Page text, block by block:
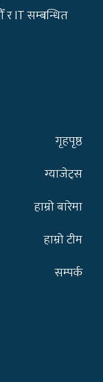
र IT सम्बन्धित
गृहपृष्ठ
ग्याजेट्स
हाम्रो बारेमा
हाम्रो टीम
सम्पर्क